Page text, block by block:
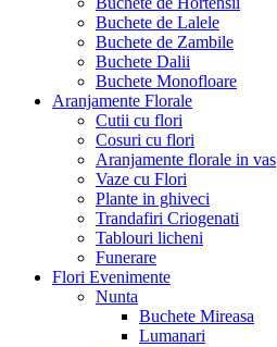
Buchete de Lalele
Buchete de Zambile
Buchete Dalii
Buchete Monofloare
Aranjamente Florale
Cutii cu flori
Cosuri cu flori
Aranjamente florale in vas
Vaze cu Flori
Plante in ghiveci
Trandafiri Criogenati
Tablouri licheni
Funerare
Flori Evenimente
Nunta
Buchete Mireasa
Lumanari